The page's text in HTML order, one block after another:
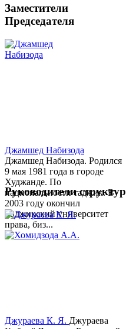
Заместители
Председателя
Джамшед Набизода
Джамшед Набизода. Родился
9 мая 1981 года в городе
Худжанде. По
национальности таджик. В
2003 году окончил
Таджикский университет
права, биз...
Руководители структур
Джураева К. Я. Джураева